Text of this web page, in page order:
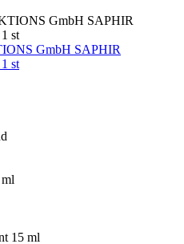
GmbH SAPHIR
st